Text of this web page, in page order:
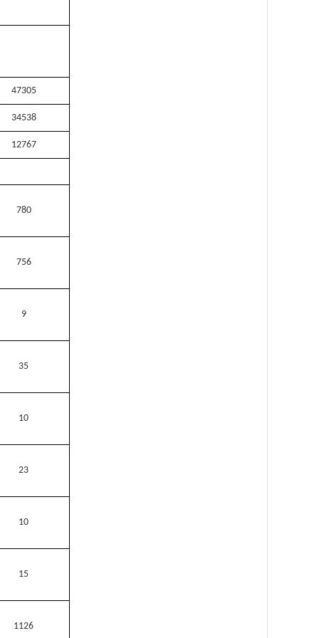
47305
34538
12767
780
756
9
35
10
23
10
15
1126